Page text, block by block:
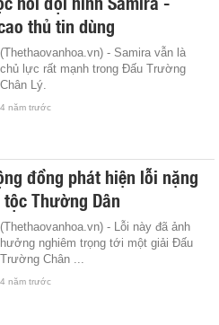
thủ tin dùng
(Thethaovanhoa.vn) - Samira vẫn là
chủ lực rất mạnh trong Đấu Trường
Chân Lý.
4 năm trước
đồng phát hiện lỗi nặng
Thường Dân
(Thethaovanhoa.vn) - Lỗi này đã ảnh
hưởng nghiêm trọng tới một giải Đấu
Trường Chân ...
4 năm trước